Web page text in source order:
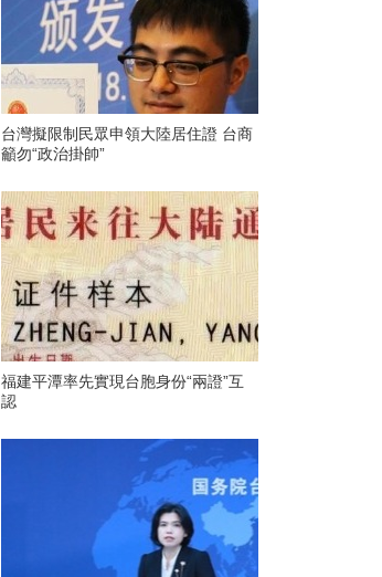
台灣擬限制民眾申領大陸居住證 台商
籲勿“政治掛帥”
福建平潭率先實現台胞身份“兩證”互
認